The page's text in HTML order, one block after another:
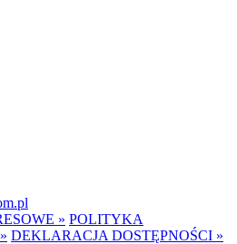
» POLITYKA
DEKLARACJA DOSTĘPNOŚCI »